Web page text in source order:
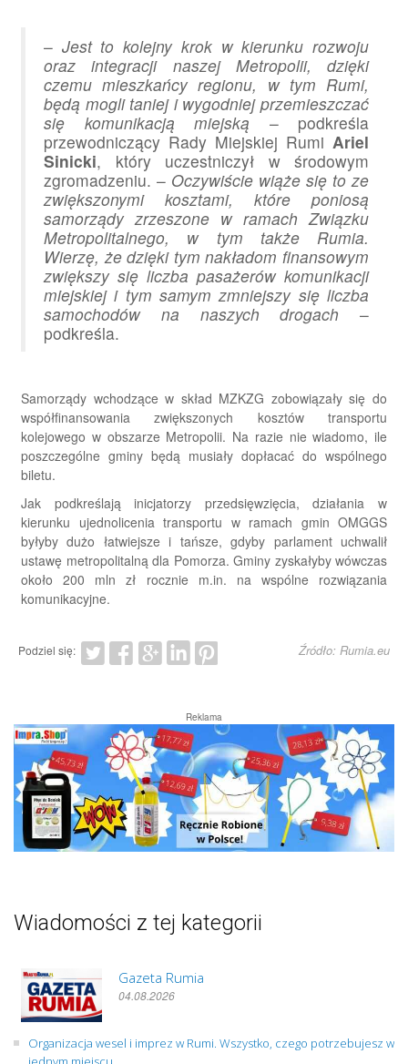
– Jest to kolejny krok w kierunku rozwoju
oraz integracji naszej Metropolii, dzięki
czemu mieszkańcy regionu, w tym Rumi,
będą mogli taniej i wygodniej przemieszczać
się komunikacją miejską – podkreśla
przewodniczący Rady Miejskiej Rumi Ariel
Sinicki, który uczestniczył w środowym
zgromadzeniu. – Oczywiście wiąże się to ze
zwiększonymi kosztami, które poniosą
samorządy zrzeszone w ramach Związku
Metropolitalnego, w tym także Rumia.
Wierzę, że dzięki tym nakładom finansowym
zwiększy się liczba pasażerów komunikacji
miejskiej i tym samym zmniejszy się liczba
samochodów na naszych drogach –
podkreśla.
Samorządy wchodzące w skład MZKZG zobowiązały się do
współfinansowania zwiększonych kosztów transportu
kolejowego w obszarze Metropolii. Na razie nie wiadomo, ile
poszczególne gminy będą musiały dopłacać do wspólnego
biletu.
Jak podkreślają inicjatorzy przedsięwzięcia, działania w
kierunku ujednolicenia transportu w ramach gmin OMGGS
byłyby dużo łatwiejsze i tańsze, gdyby parlament uchwalił
ustawę metropolitalną dla Pomorza. Gminy zyskałyby wówczas
około 200 mln zł rocznie m.in. na wspólne rozwiązania
komunikacyjne.
Podziel się: Źródło: Rumia.eu
Reklama
Wiadomości z tej kategorii
Gazeta Rumia
04.08.2026
Organizacja wesel i imprez w Rumi. Wszystko, czego potrzebujesz w